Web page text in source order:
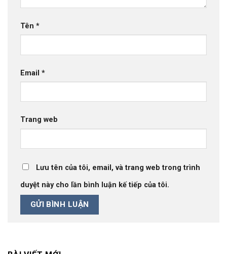
Tên *
Email *
Trang web
Lưu tên của tôi, email, và trang web trong trình
duyệt này cho lần bình luận kế tiếp của tôi.